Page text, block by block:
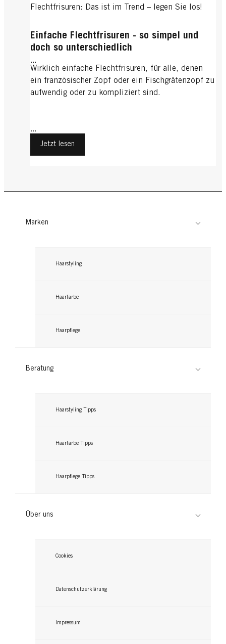
Flechtfrisuren: Das ist im Trend – legen Sie los!
Einfache Flechtfrisuren - so simpel und
doch so unterschiedlich
...
Wirklich einfache Flechtfrisuren, für alle, denen
ein französischer Zopf oder ein Fischgrätenzopf zu
aufwendig oder zu kompliziert sind.
...
Jetzt lesen
Marken
Haarstyling
Haarfarbe
Haarpflege
Beratung
Haarstyling Tipps
Haarfarbe Tipps
Haarpflege Tipps
Über uns
Cookies
Datenschutzerklärung
Impressum